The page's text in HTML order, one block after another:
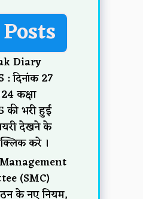
Diary
दिनांक 27
कक्षा
की भरी हुई
देखने के
करे ।
(SMC)
के नए नियम,